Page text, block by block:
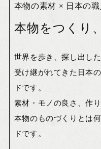
本物の素材 × 日本の職
本物をつくり
世界を歩き、探し出し
受け継がれてきた日本
ドです。
素材・モノの良さ、作
本物のものづくりとは
ドです。